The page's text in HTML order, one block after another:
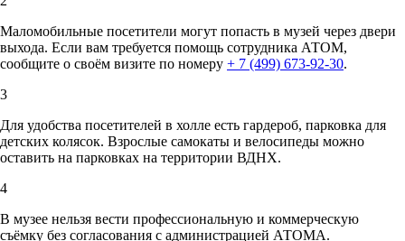
Маломобильные посетители могут попасть в музей через двери
выхода. Если вам требуется помощь сотрудника АТОМ,
сообщите о своём визите по номеру + 7 (499) 673-92-30.
3
Для удобства посетителей в холле есть гардероб, парковка для
детских колясок. Взрослые самокаты и велосипеды можно
оставить на парковках на территории ВДНХ.
4
В музее нельзя вести профессиональную и коммерческую
съёмку без согласования с администрацией АТОМА.